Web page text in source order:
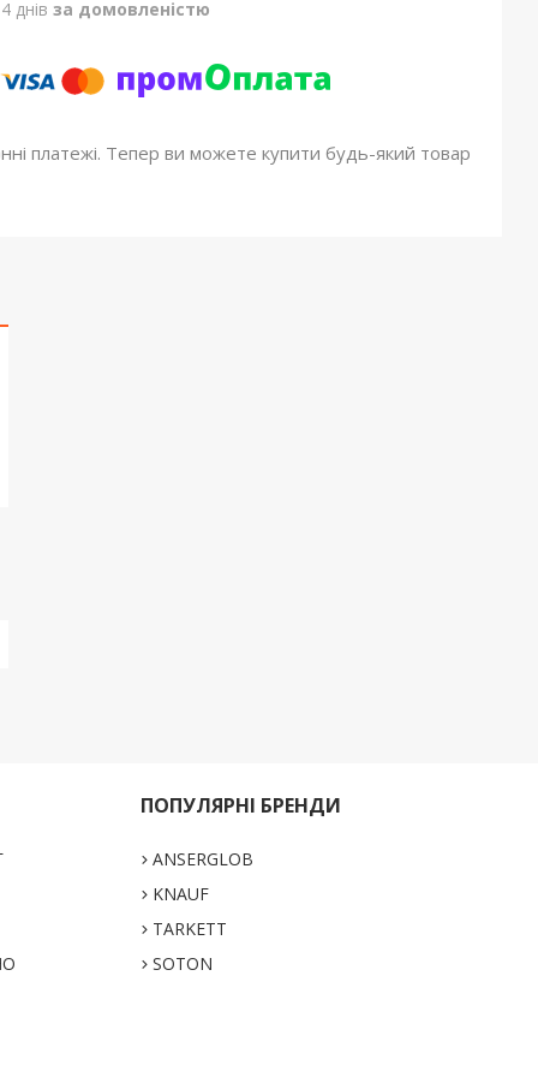
днів за домовленістю
платежі. Тепер ви можете купити будь-який товар
ПОПУЛЯРНІ БРЕНДИ
ANSERGLOB
KNAUF
TARKETT
SOTON